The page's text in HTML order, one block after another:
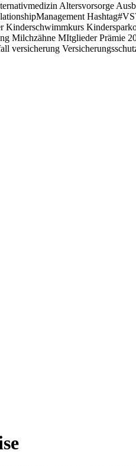
Altersvorsorge
Kinderschwimmkurs
Milchzähne MItgliederPrämie
versicherung